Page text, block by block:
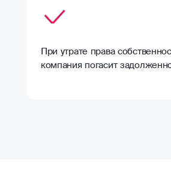
При утрате права
компания погасит